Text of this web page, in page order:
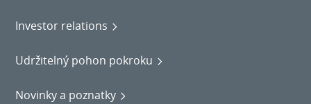
Investor relations
Udržitelný pohon pokroku
Novinky a poznatky